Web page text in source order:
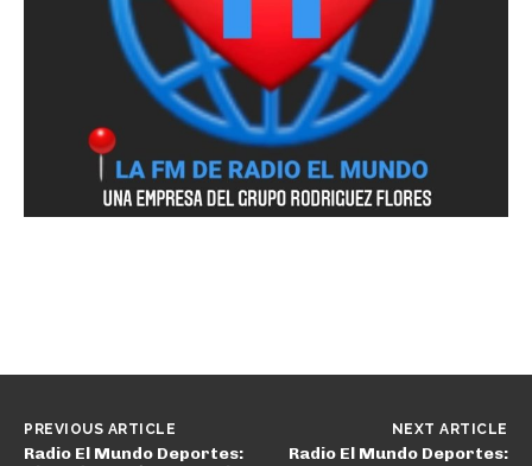
PREVIOUS ARTICLE
Radio El Mundo Deportes:
NEXT ARTICLE
Radio El Mundo Deportes: